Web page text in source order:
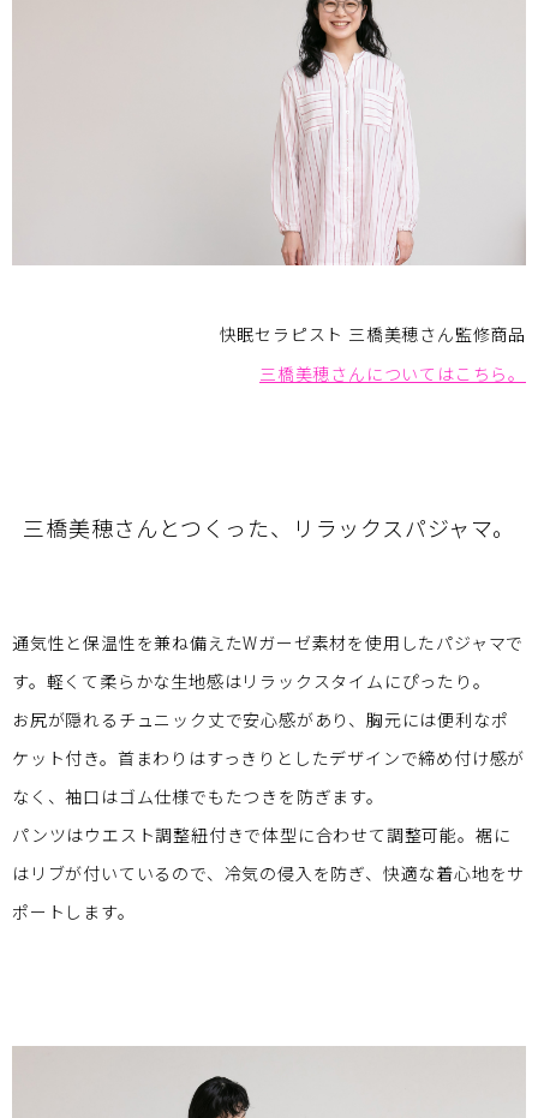
快眠セラピスト 三橋美穂さん監修商品
三橋美穂さんについてはこちら。
三橋美穂さんとつくった、リラックスパジャマ。
通気性と保温性を兼ね備えたWガーゼ素材を使用したパジャマで
す。軽くて柔らかな生地感はリラックスタイムにぴったり。
お尻が隠れるチュニック丈で安心感があり、胸元には便利なポ
ケット付き。首まわりはすっきりとしたデザインで締め付け感が
なく、袖口はゴム仕様でもたつきを防ぎます。
パンツはウエスト調整紐付きで体型に合わせて調整可能。裾に
はリブが付いているので、冷気の侵入を防ぎ、快適な着心地をサ
ポートします。